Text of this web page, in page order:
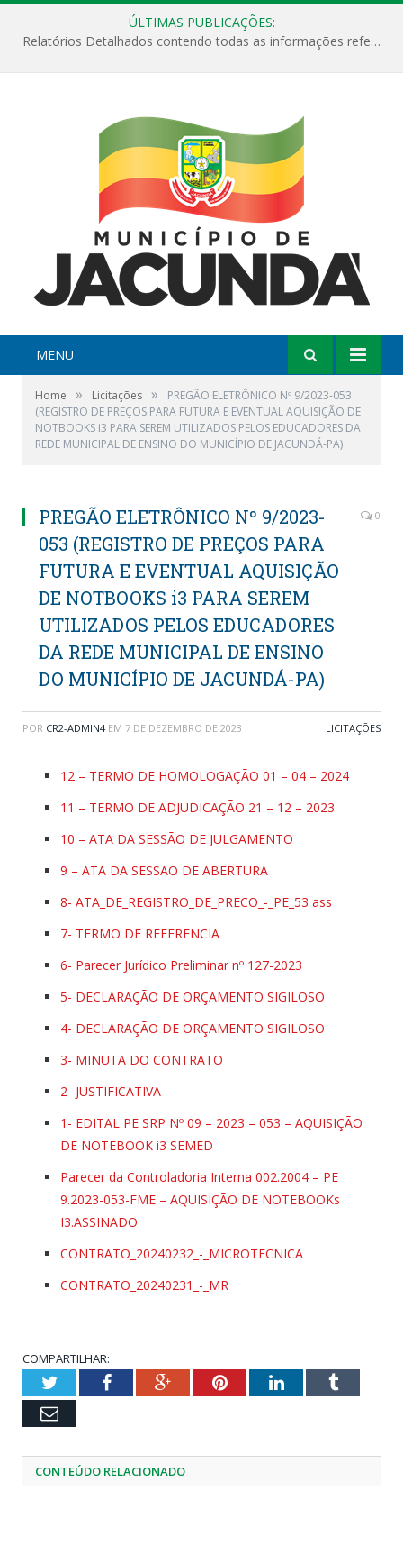
ÚLTIMAS PUBLICAÇÕES:
Relatórios Detalhados contendo todas as informações referentes a execução de recursos destinados ao fomento de projetos culturais no Município de Jacundá entre os anos de 2022 ao presente ano de 2026.
MENU
Home » Licitações »
PREGÃO ELETRÔNICO Nº 9/2023-053
(REGISTRO DE PREÇOS PARA FUTURA E EVENTUAL AQUISIÇÃO DE
NOTBOOKS i3 PARA SEREM UTILIZADOS PELOS EDUCADORES DA
REDE MUNICIPAL DE ENSINO DO MUNICÍPIO DE JACUNDÁ-PA)
PREGÃO ELETRÔNICO Nº 9/2023-
053 (REGISTRO DE PREÇOS PARA
FUTURA E EVENTUAL AQUISIÇÃO
DE NOTBOOKS i3 PARA SEREM
UTILIZADOS PELOS EDUCADORES
DA REDE MUNICIPAL DE ENSINO
DO MUNICÍPIO DE JACUNDÁ-PA)
0
POR CR2-ADMIN4 EM 7 DE DEZEMBRO DE 2023 LICITAÇÕES
12 – TERMO DE HOMOLOGAÇÃO 01 – 04 – 2024
11 – TERMO DE ADJUDICAÇÃO 21 – 12 – 2023
10 – ATA DA SESSÃO DE JULGAMENTO
9 – ATA DA SESSÃO DE ABERTURA
8- ATA_DE_REGISTRO_DE_PRECO_-_PE_53 ass
7- TERMO DE REFERENCIA
6- Parecer Jurídico Preliminar nº 127-2023
5- DECLARAÇÃO DE ORÇAMENTO SIGILOSO
4- DECLARAÇÃO DE ORÇAMENTO SIGILOSO
3- MINUTA DO CONTRATO
2- JUSTIFICATIVA
1- EDITAL PE SRP Nº 09 – 2023 – 053 – AQUISIÇÃO
DE NOTEBOOK i3 SEMED
Parecer da Controladoria Interna 002.2004 – PE
9.2023-053-FME – AQUISIÇÃO DE NOTEBOOKs
I3.ASSINADO
CONTRATO_20240232_-_MICROTECNICA
CONTRATO_20240231_-_MR
COMPARTILHAR:
TwitterFacebookGoogle+PinterestLinkedInTumblr
Email
CONTEÚDO RELACIONADO